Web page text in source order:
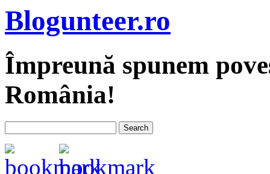
Blogunteer.ro
Împreună spunem
România!